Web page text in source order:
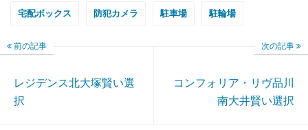
宅配ボックス 防犯カメラ 駐車場 駐輪場
前の記事
レジデンス北大塚賢い選
択
次の記事
コンフォリア・リヴ品川
南大井賢い選択